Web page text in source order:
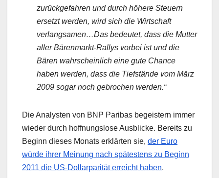
zurückgefahren und durch höhere Steuern
ersetzt werden, wird sich die Wirtschaft
verlangsamen…Das bedeutet, dass die Mutter
aller Bärenmarkt-Rallys vorbei ist und die
Bären wahrscheinlich eine gute Chance
haben werden, dass die Tiefstände vom März
2009 sogar noch gebrochen werden.“
Die Analysten von BNP Paribas begeistern immer
wieder durch hoffnungslose Ausblicke. Bereits zu
Beginn dieses Monats erklärten sie, der Euro
würde ihrer Meinung nach spätestens zu Beginn
2011 die US-Dollarparität erreicht haben.